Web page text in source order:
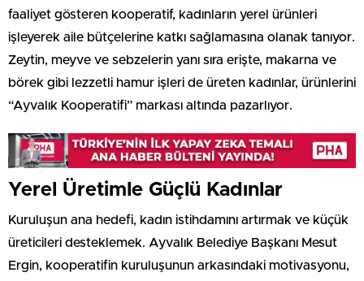
faaliyet gösteren kooperatif, kadınların yerel ürünleri
işleyerek aile bütçelerine katkı sağlamasına olanak tanıyor.
Zeytin, meyve ve sebzelerin yanı sıra erişte, makarna ve
börek gibi lezzetli hamur işleri de üreten kadınlar, ürünlerini
“Ayvalık Kooperatifi” markası altında pazarlıyor.
Yerel Üretimle Güçlü Kadınlar
Kuruluşun ana hedefi, kadın istihdamını artırmak ve küçük
üreticileri desteklemek. Ayvalık Belediye Başkanı Mesut
Ergin, kooperatifin kuruluşunun arkasındaki motivasyonu,